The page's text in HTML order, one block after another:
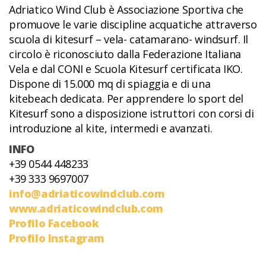
Adriatico Wind Club è Associazione Sportiva che
promuove le varie discipline acquatiche attraverso
scuola di kitesurf – vela- catamarano- windsurf. Il
circolo è riconosciuto dalla Federazione Italiana
Vela e dal CONI e Scuola Kitesurf certificata IKO.
Dispone di 15.000 mq di spiaggia e di una
kitebeach dedicata. Per apprendere lo sport del
Kitesurf sono a disposizione istruttori con corsi di
introduzione al kite, intermedi e avanzati.
INFO
+39 0544 448233
+39 333 9697007
info@adriaticowindclub.com
www.adriaticowindclub.com
Profilo Facebook
Profilo Instagram